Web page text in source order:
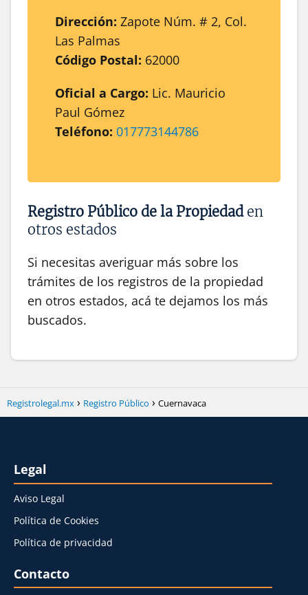
Dirección: Zapote Núm. # 2, Col.
Las Palmas
Código Postal: 62000
Oficial a Cargo: Lic. Mauricio
Paul Gómez
Teléfono: 017773144786
Registro Público de la Propiedaden
otros estados
Si necesitas averiguar más sobre los
trámites de los registros de la propiedad
en otros estados, acá te dejamos los más
buscados.
Registrolegal.mx Registro Público Cuernavaca
Legal
Aviso Legal
Política de Cookies
Política de privacidad
Contacto